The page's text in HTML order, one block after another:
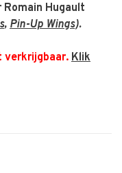
Hugault
, Pin-Up Wings).
verkrijgbaar. Klik